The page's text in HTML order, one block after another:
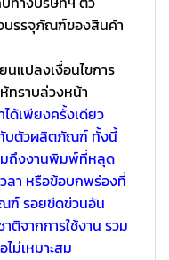
บรรจุภัณฑ์ของสินค้า
แปลงเงื่อนไขการ
ทราบล่วงหน้า
ด้เพียงครั้งเดียว
บตัวผลิตภัณฑ์ ทั้งนี้
มถึงงานพิมพ์ที่หลุด
ลา หรือข้อบกพร่องที่
ฑ์ รอยขีดข่วนอัน
ติจากการใช้งาน รวม
ม่เหมาะสม